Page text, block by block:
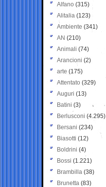
Alfano (315)
Alitalia (123)
Ambiente (341)
AN (210)
Animali (74)
Arancioni (2)
arte (175)
Attentato (329)
Auguri (13)
Batini (3)
Berlusconi (4.295)
Bersani (234)
Biasotti (12)
Boldrini (4)
Bossi (1.221)
Brambilla (38)
Brunetta (83)